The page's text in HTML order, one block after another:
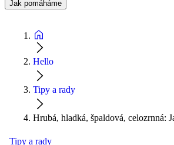
Jak pomáháme
Hello
Tipy a rady
Hrubá, hladká, špaldová, celozrnná:
Tipy a rady